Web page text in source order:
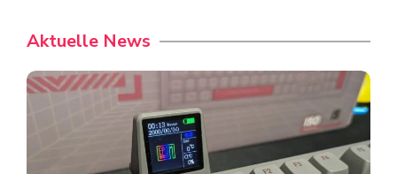
Aktuelle News